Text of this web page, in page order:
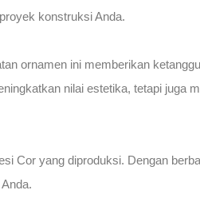
konstruksi Anda.
ornamen ini memberikan
nilai estetika, tetapi juga
Cor yang diproduksi. Dengan